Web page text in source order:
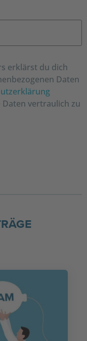
erklärst du dich
Daten
Daten vertraulich zu